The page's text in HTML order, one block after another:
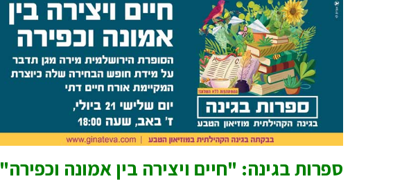
ספרות בגינה: "חיים ויצירה בין אמונה וכפירה"